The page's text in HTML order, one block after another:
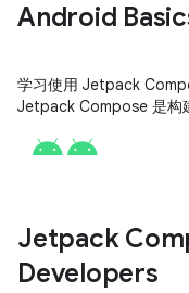
Android
学习使用 Jetpack
Jetpack Compose 是构
Jetpack
Developers